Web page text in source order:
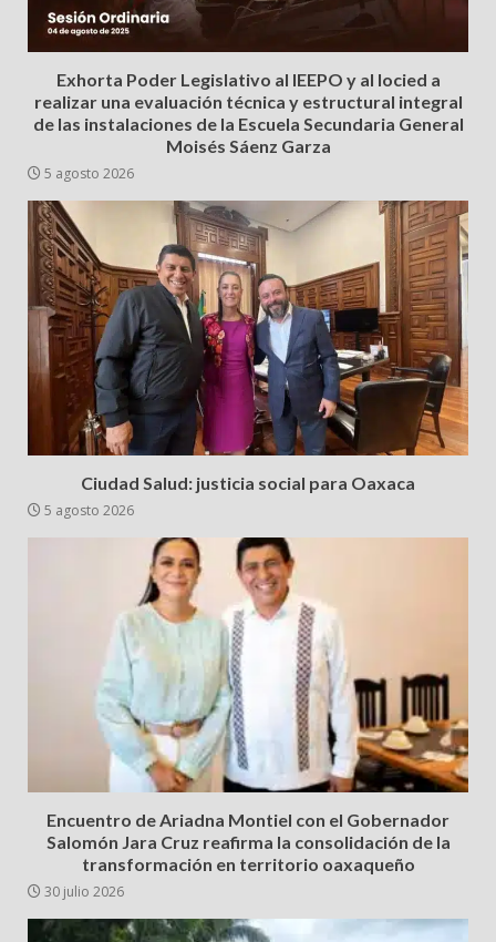
Exhorta Poder Legislativo al IEEPO y al Iocied a
realizar una evaluación técnica y estructural integral
de las instalaciones de la Escuela Secundaria General
Moisés Sáenz Garza
5 agosto 2026
Ciudad Salud: justicia social para Oaxaca
5 agosto 2026
Encuentro de Ariadna Montiel con el Gobernador
Salomón Jara Cruz reafirma la consolidación de la
transformación en territorio oaxaqueño
30 julio 2026